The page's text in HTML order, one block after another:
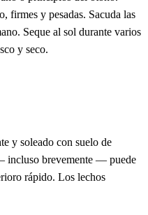
firmes y pesadas. Sacuda las
Seque al sol durante varios
y seco.
y soleado con suelo de
incluso brevemente — puede
rápido. Los lechos